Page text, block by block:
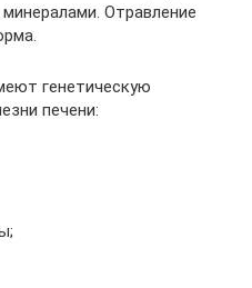
Отравление
генетическую
печени: